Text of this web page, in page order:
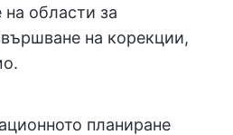
области за
на корекции,
планиране